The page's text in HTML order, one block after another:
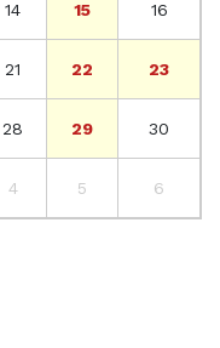
14 15 16
21 22 23
28 29 30
4 5 6